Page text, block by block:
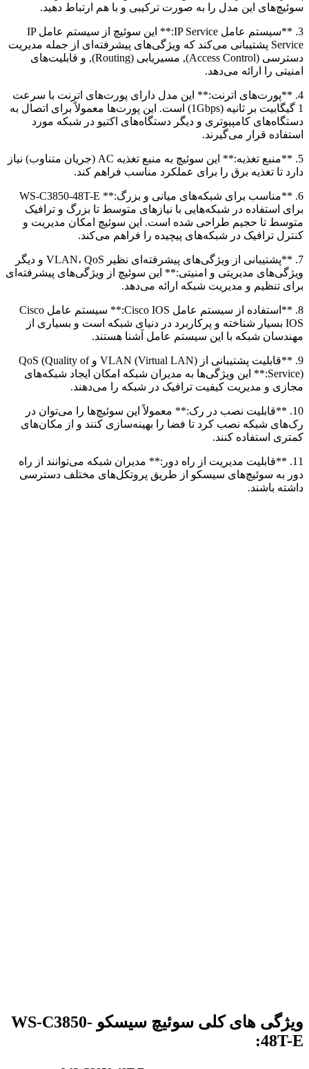
سوئیچ‌های این مدل را به صورت ترکیبی و با هم ارتباط دهید.
3. **سیستم عامل IP Service:** این سوئیچ از سیستم عامل IP
Service پشتیبانی می‌کند که ویژگی‌های پیشرفته‌ای از جمله مدیریت
دسترسی (Access Control), مسیریابی (Routing), و قابلیت‌های
امنیتی را ارائه می‌دهد.
4. **پورت‌های اترنت:** این مدل دارای پورت‌های اترنت با سرعت
1 گیگابیت بر ثانیه (1Gbps) است. این پورت‌ها معمولاً برای اتصال به
دستگاه‌های کامپیوتری و دیگر دستگاه‌های اکتیو در شبکه مورد
استفاده قرار می‌گیرند.
5. **منبع تغذیه:** این سوئیچ به منبع تغذیه AC (جریان متناوب) نیاز
دارد تا تغذیه برق را برای عملکرد مناسب فراهم کند.
6. **مناسب برای شبکه‌های میانی و بزرگ:** WS-C3850-48T-E
برای استفاده در شبکه‌هایی با نیازهای متوسط تا بزرگ و ترافیک
متوسط تا حجیم طراحی شده است. این سوئیچ امکان مدیریت و
کنترل ترافیک در شبکه‌های پیچیده را فراهم می‌کند.
7. **پشتیبانی از ویژگی‌های پیشرفته‌ای نظیر VLAN، QoS و دیگر
ویژگی‌های مدیریتی و امنیتی:** این سوئیچ از ویژگی‌های پیشرفته‌ای
برای تنظیم و مدیریت شبکه ارائه می‌دهد.
8. **استفاده از سیستم عامل Cisco IOS:** سیستم عامل Cisco
IOS بسیار شناخته و پرکاربرد در دنیای شبکه است و بسیاری از
مهندسان شبکه با این سیستم عامل آشنا هستند.
9. **قابلیت پشتیبانی از VLAN (Virtual LAN) و QoS (Quality of
Service):** این ویژگی‌ها به مدیران شبکه امکان ایجاد شبکه‌های
مجازی و مدیریت کیفیت ترافیک در شبکه را می‌دهند.
10. **قابلیت نصب در رک:** معمولاً این سوئیچ‌ها را می‌توان در
رک‌های شبکه نصب کرد تا فضا را بهینه‌سازی کنند و از مکان‌های
کمتری استفاده کنند.
11. **قابلیت مدیریت از راه دور:** مدیران شبکه می‌توانند از راه
دور به سوئیچ‌های سیسکو از طریق پروتکل‌های مختلف دسترسی
داشته باشند.
ویژگی های کلی سوئیچ سیسکو WS-C3850-
48T-E: